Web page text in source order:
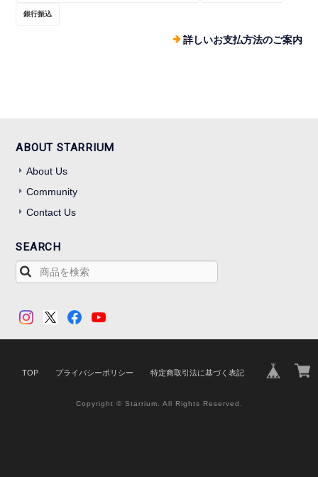
銀行振込
詳しいお支払方法のご案内
ABOUT STARRIUM
About Us
Community
Contact Us
SEARCH
TOP プライバシーポリシー 特定商取引法に基づく表記
Copyright © Starrium. All Rights Reserved.